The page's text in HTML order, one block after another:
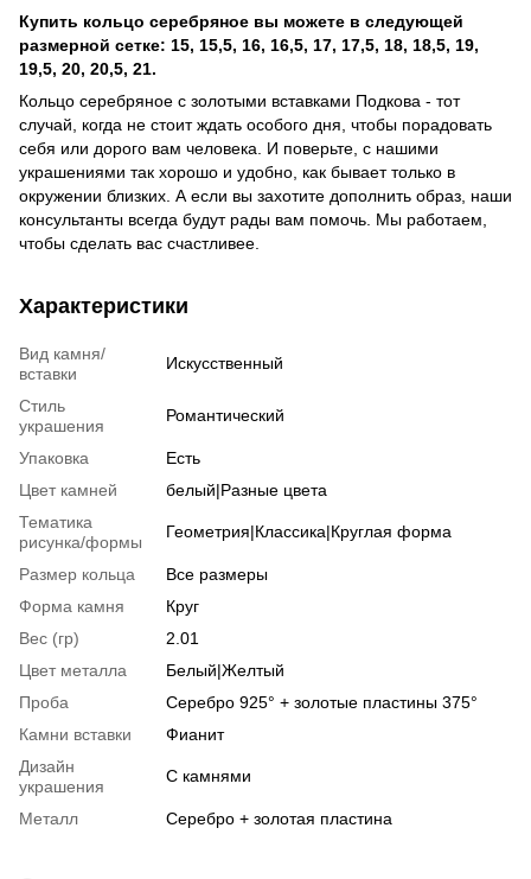
Купить кольцо серебряное вы можете в следующей
размерной сетке: 15, 15,5, 16, 16,5, 17, 17,5, 18, 18,5, 19,
19,5, 20, 20,5, 21.
Кольцо серебряное с золотыми вставками Подкова - тот
случай, когда не стоит ждать особого дня, чтобы порадовать
себя или дорого вам человека. И поверьте, с нашими
украшениями так хорошо и удобно, как бывает только в
окружении близких. А если вы захотите дополнить образ, наши
консультанты всегда будут рады вам помочь. Мы работаем,
чтобы сделать вас счастливее.
Характеристики
Вид камня/
вставки
Искусственный
Стиль
украшения
Романтический
Упаковка
Есть
Цвет камней
белый|Разные цвета
Тематика
рисунка/формы
Геометрия|Классика|Круглая форма
Размер кольца
Все размеры
Форма камня
Круг
Вес (гр)
2.01
Цвет металла
Белый|Желтый
Проба
Серебро 925° + золотые пластины 375°
Камни вставки
Фианит
Дизайн
украшения
С камнями
Металл Серебро + золотая пластина